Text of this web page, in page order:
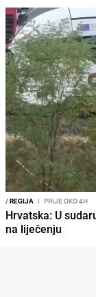
/REGIJA I PRIJE OKO 4H
Hrvatska: U
na liječenju